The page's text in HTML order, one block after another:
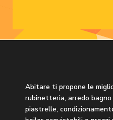
Abitare ti propone le
rubinetteria, arredo bagno
piastrelle,